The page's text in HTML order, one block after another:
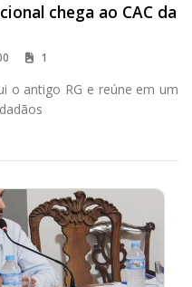
chega ao CAC da
1
o antigo RG e reúne em um